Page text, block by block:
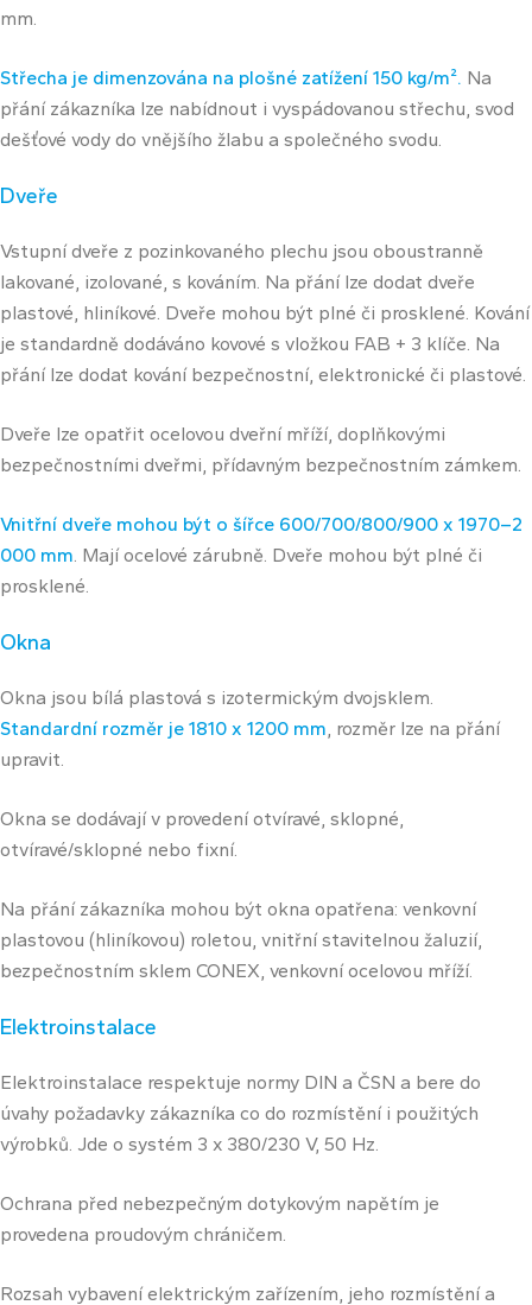
mm.
Střecha je dimenzována na plošné zatížení 150 kg/m². Na
přání zákazníka lze nabídnout i vyspádovanou střechu, svod
dešťové vody do vnějšího žlabu a společného svodu.
Dveře
Vstupní dveře z pozinkovaného plechu jsou oboustranně
lakované, izolované, s kováním. Na přání lze dodat dveře
plastové, hliníkové. Dveře mohou být plné či prosklené. Kování
je standardně dodáváno kovové s vložkou FAB + 3 klíče. Na
přání lze dodat kování bezpečnostní, elektronické či plastové.
Dveře lze opatřit ocelovou dveřní mříží, doplňkovými
bezpečnostními dveřmi, přídavným bezpečnostním zámkem.
Vnitřní dveře mohou být o šířce 600/700/800/900 x 1970–2
000 mm. Mají ocelové zárubně. Dveře mohou být plné či
prosklené.
Okna
Okna jsou bílá plastová s izotermickým dvojsklem.
Standardní rozměr je 1810 x 1200 mm, rozměr lze na přání
upravit.
Okna se dodávají v provedení otvíravé, sklopné,
otvíravé/sklopné nebo fixní.
Na přání zákazníka mohou být okna opatřena: venkovní
plastovou (hliníkovou) roletou, vnitřní stavitelnou žaluzií,
bezpečnostním sklem CONEX, venkovní ocelovou mříží.
Elektroinstalace
Elektroinstalace respektuje normy DIN a ČSN a bere do
úvahy požadavky zákazníka co do rozmístění i použitých
výrobků. Jde o systém 3 x 380/230 V, 50 Hz.
Ochrana před nebezpečným dotykovým napětím je
provedena proudovým chráničem.
Rozsah vybavení elektrickým zařízením, jeho rozmístění a